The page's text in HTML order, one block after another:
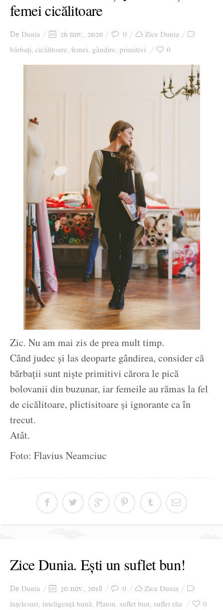
femei cicălitoare
De Dunia 26 nov., 2020 0
Zice Dunia
bărbați cicălitoare femei gândire primitivi 0
Zic. Nu am mai zis de prea mult timp.
Când judec și las deoparte gândirea, consider că
bărbații sunt niște primitivi cărora le pică
bolovanii din buzunar, iar femeile au rămas la fel
de cicălitoare, plictisitoare și ignorante ca în
trecut.
Atât.
Foto: Flavius Neamciuc
Zice Dunia. Ești un suflet bun!
De Dunia 30 nov., 2018 0
Zice Dunia
înțelesuri, inteligență bună, Platon, suflet bun, suflet rău 0